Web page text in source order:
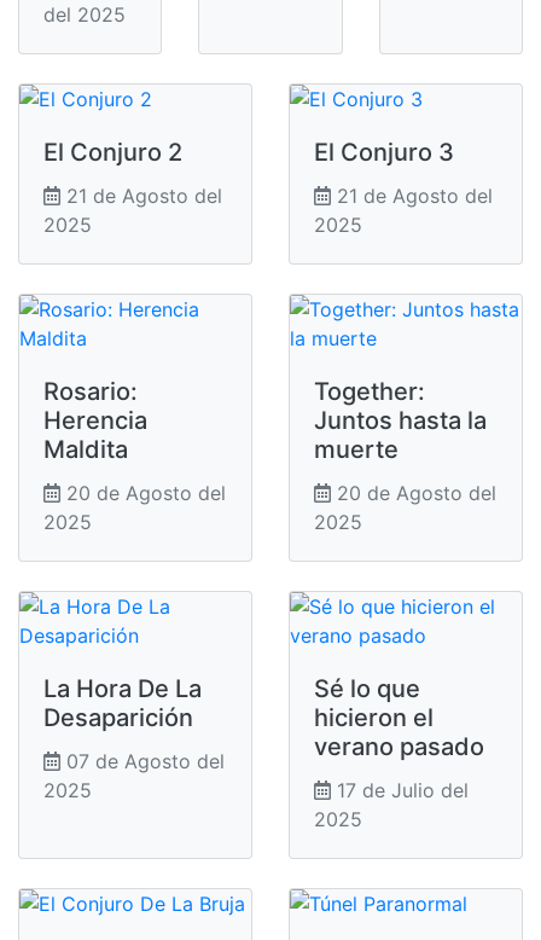
del 2025
El Conjuro 2
21 de Agosto del
2025
El Conjuro 3
21 de Agosto del
2025
Rosario:
Herencia
Maldita
20 de Agosto del
2025
Together:
Juntos hasta la
muerte
20 de Agosto del
2025
La Hora De La
Desaparición
07 de Agosto del
2025
Sé lo que
hicieron el
verano pasado
17 de Julio del
2025